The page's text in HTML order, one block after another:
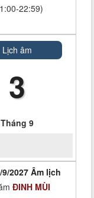
22:59)
Lịch âm
3
Tháng 9
9/2027 Âm lịch
ĐINH MÙI